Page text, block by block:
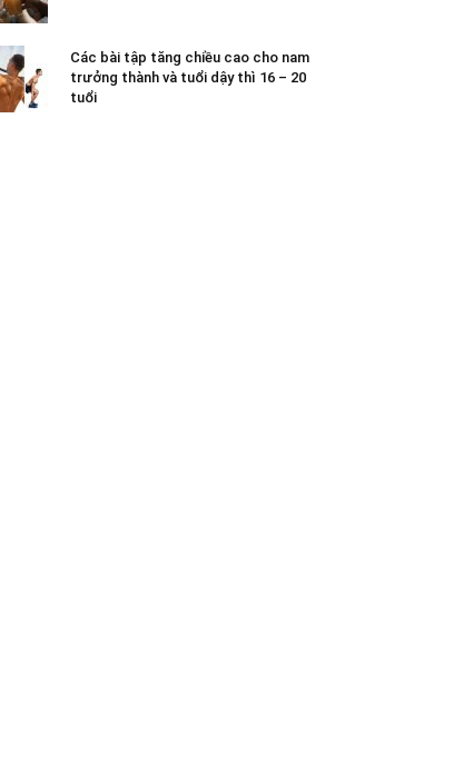
Các bài tập tăng chiều cao cho nam
trưởng thành và tuổi dậy thì 16 – 20
tuổi